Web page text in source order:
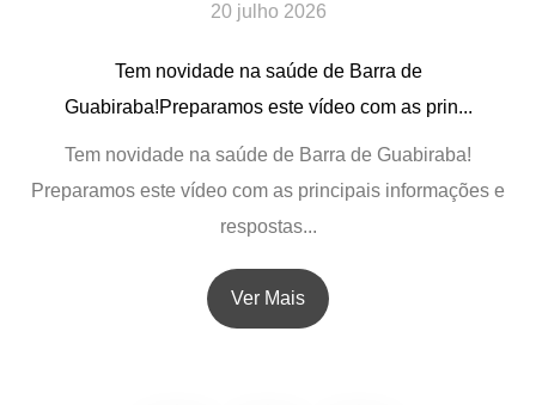
20 julho 2026
Tem novidade na saúde de Barra de
Guabiraba!Preparamos este vídeo com as prin...
Tem novidade na saúde de Barra de Guabiraba!
Preparamos este vídeo com as principais informações e
respostas...
Ver Mais